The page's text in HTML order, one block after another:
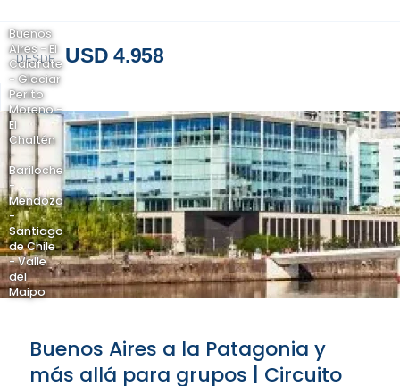
DESDE USD 4.958
Buenos
Aires - El
Calafate
- Glaciar
Perito
Moreno -
El
Chaltén
-
Bariloche
-
Mendoza
-
Santiago
de Chile
- Valle
del
Maipo
Buenos Aires a la Patagonia y
más allá para grupos | Circuito